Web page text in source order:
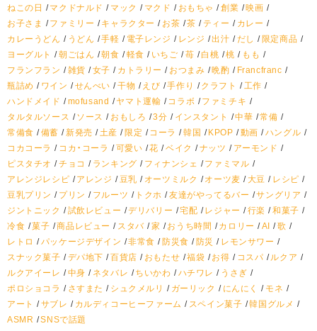
ねこの日
マクドナルド マック マクド おもちゃ 創業 映画
お子さま
ファミリー キャラクター お茶 茶 ティー
カレー
カレーうどん
うどん 手軽 電子レンジ レンジ 出汁 だし
限定商品
ヨーグルト
朝ごはん 朝食 軽食 いちご 苺 白桃 桃
もも
フランフラン
雑貨 女子 カトラリー おつまみ 晩酌
Francfranc
瓶詰め
ワイン せんべい 干物 えび 手作り クラフト
工作
ハンドメイド
mofusand ヤマト運輸 コラボ
ファミチキ
タルタルソース
ソース おもしろ 3分 インスタント 中華 常備
常備食
備蓄 新発売 土産 限定 コーラ 韓国 KPOP 動画
ハングル
コカコーラ
コカ・コーラ 可愛い 花 ベイク ナッツ
アーモンド
ピスタチオ
チョコ ランキング フィナンシェ
ファミマル
アレンジレシピ
アレンジ 豆乳 オーツミルク オーツ麦 大豆
レシピ
豆乳プリン
プリン フルーツ トクホ 友達がやってるバー
サングリア
ジントニック
試飲レビュー デリバリー 宅配 レジャー 行楽
和菓子
冷食 菓子 商品レビュー スタバ 家 おうち時間 カロリー AI
歌
レトロ
パッケージデザイン 非常食 防災食 防災
レモンサワー
スナック菓子
デパ地下 百貨店 おもたせ 福袋 お得 コスパ
ルクア
ルクアイーレ
中身 ネタバレ ちいかわ ハチワレ
うさぎ
ポロショコラ
さすまた シュクメルリ ガーリック にんにく
モネ
アート
サブレ カルディコーヒーファーム スペイン菓子 韓国グルメ
ASMR
SNSで話題